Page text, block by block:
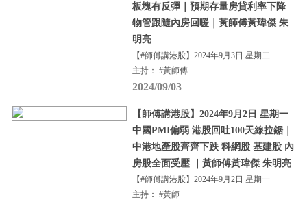
板塊有反彈｜預期存量房貸利率下降
物管跟隨內房回暖｜黃師傅黃瑋傑 朱
明亮
【#師傅講港股】2024年9月3日 星期二
主持： #黃師傅
2024/09/03
【師傅講港股】2024年9月2日 星期一
中國PMI偏弱 港股回吐100天線拉鋸｜
中港地產股齊齊下跌 科網股 基建股 內
房股全面受壓 ｜黃師傅黃瑋傑 朱明亮
【#師傅講港股】2024年9月2日 星期一
主持： #黃師